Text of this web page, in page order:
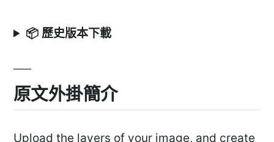
📦 歷史版本下載
原文外掛簡介
Upload the layers of your image, and create